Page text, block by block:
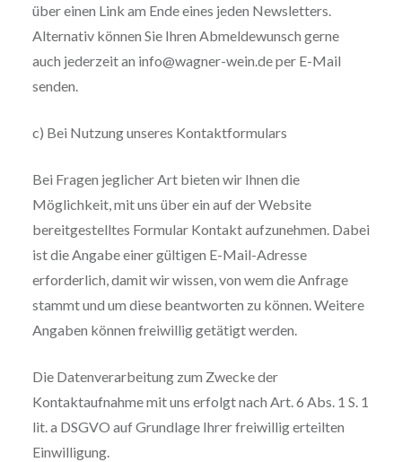
über einen Link am Ende eines jeden Newsletters.
Alternativ können Sie Ihren Abmeldewunsch gerne
auch jederzeit an info@wagner-wein.de per E-Mail
senden.
c) Bei Nutzung unseres Kontaktformulars
Bei Fragen jeglicher Art bieten wir Ihnen die
Möglichkeit, mit uns über ein auf der Website
bereitgestelltes Formular Kontakt aufzunehmen. Dabei
ist die Angabe einer gültigen E-Mail-Adresse
erforderlich, damit wir wissen, von wem die Anfrage
stammt und um diese beantworten zu können. Weitere
Angaben können freiwillig getätigt werden.
Die Datenverarbeitung zum Zwecke der
Kontaktaufnahme mit uns erfolgt nach Art. 6 Abs. 1 S. 1
lit. a DSGVO auf Grundlage Ihrer freiwillig erteilten
Einwilligung.